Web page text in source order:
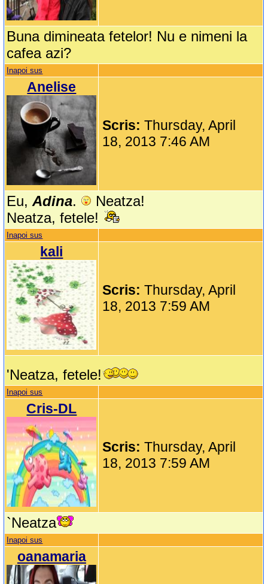
Buna dimineata fetelor! Nu e nimeni la
cafea azi?
Inapoi sus
Anelise
Scris:Thursday, April
18, 2013 7:46 AM
Eu,Adina.
Neatza!
Neatza, fetele!
Inapoi sus
kali
Scris:Thursday, April
18, 2013 7:59 AM
'Neatza, fetele!
Inapoi sus
Cris-DL
Scris:Thursday, April
18, 2013 7:59 AM
`Neatza
Inapoi sus
oanamaria